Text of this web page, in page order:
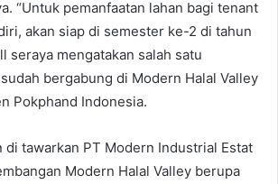
“Untuk pemanfaatan lahan bagi tenant
akan siap di semester ke-2 di tahun
seraya mengatakan salah satu
bergabung di Modern Halal Valley
Pokphand Indonesia.
di tawarkan PT Modern Industrial Estat
Modern Halal Valley berupa